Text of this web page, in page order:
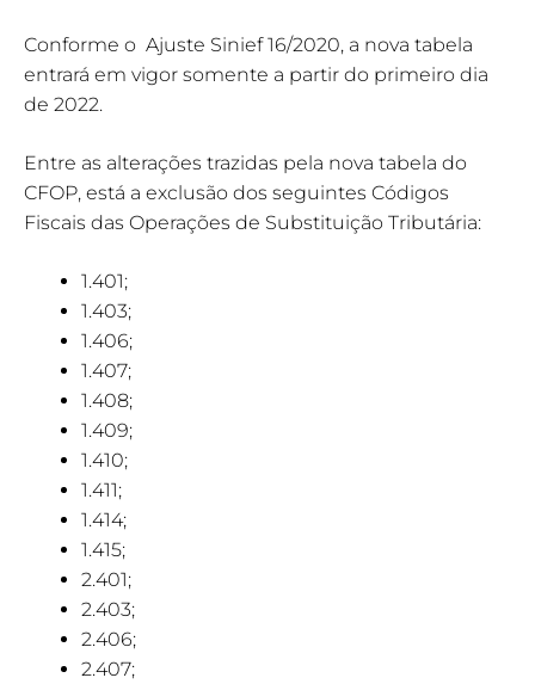
Conforme o Ajuste Sinief 16/2020, a nova tabela
entrará em vigor somente a partir do primeiro dia
de 2022.
Entre as alterações trazidas pela nova tabela do
CFOP, está a exclusão dos seguintes Códigos
Fiscais das Operações de Substituição Tributária:
1.401;
1.403;
1.406;
1.407;
1.408;
1.409;
1.410;
1.411;
1.414;
1.415;
2.401;
2.403;
2.406;
2.407;